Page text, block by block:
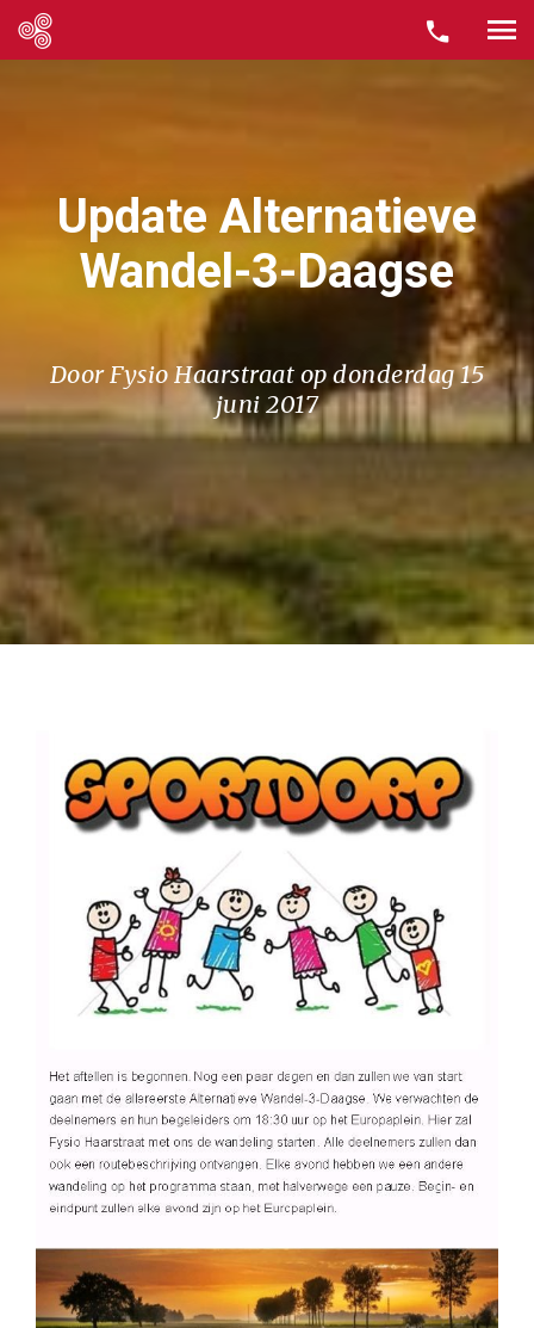
Bovenkant
van
de
Direct
naar
content
Update Alternatieve
Wandel-3-Daagse
Door Fysio Haarstraat op donderdag 15
juni 2017